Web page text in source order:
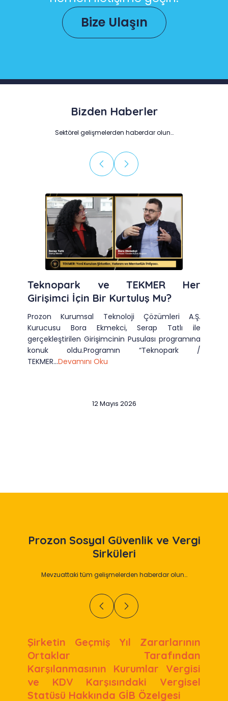
Bize Ulaşın
Bizden Haberler
Sektörel gelişmelerden haberdar olun…
Teknopark ve TEKMER Her
Girişimci İçin Bir Kurtuluş Mu?
Prozon Kurumsal Teknoloji Çözümleri A.Ş.
Kurucusu Bora Ekmekci, Serap Tatlı ile
gerçekleştirilen Girişimcinin Pusulası programına
konuk oldu.Programın “Teknopark /
TEKMER...Devamını Oku
12 Mayıs 2026
Prozon Sosyal Güvenlik ve Vergi
Sirküleri
Mevzuattaki tüm gelişmelerden haberdar olun…
Şirketin Geçmiş Yıl Zararlarının
Ortaklar Tarafından
Karşılanmasının Kurumlar Vergisi
ve KDV Karşısındaki Vergisel
Statüsü Hakkında GİB Özelgesi